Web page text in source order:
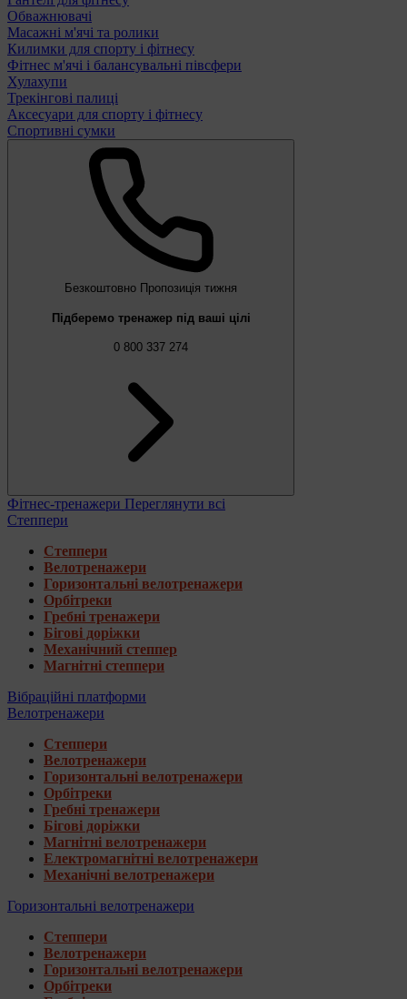
Обважнювачі
Масажні м'ячі та ролики
Килимки для спорту і фітнесу
Фітнес м'ячі і балансувальні півсфери
Хулахупи
Трекінгові палиці
Аксесуари для спорту і фітнесу
Спортивні сумки
Безкоштовно Пропозиція тижня
Підберемо тренажер під ваші цілі
0 800 337 274
Фітнес-тренажери Переглянути всі
Степпери
Степпери
Велотренажери
Горизонтальні велотренажери
Орбітреки
Гребні тренажери
Бігові доріжки
Механічний степпер
Магнітні степпери
Вібраційні платформи
Велотренажери
Степпери
Велотренажери
Горизонтальні велотренажери
Орбітреки
Гребні тренажери
Бігові доріжки
Магнітні велотренажери
Електромагнітні велотренажери
Механічні велотренажери
Горизонтальні велотренажери
Степпери
Велотренажери
Горизонтальні велотренажери
Орбітреки